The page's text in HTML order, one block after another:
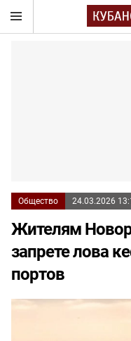
Общество 24.03.2026
Жителям
запрете лова
портов